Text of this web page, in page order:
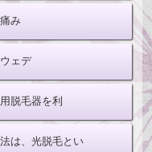
み
ェデ
脱毛器を利
は、光脱毛とい